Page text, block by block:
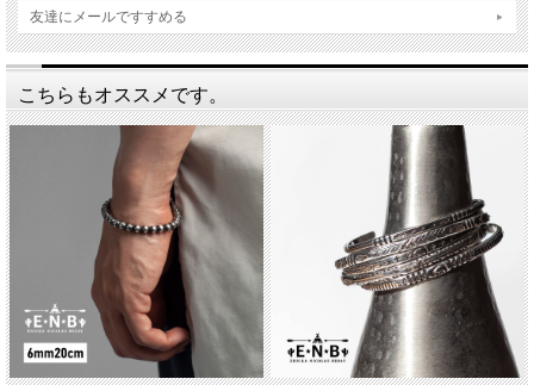
クシャーにおいてシープスキン製品及びツイードなどのカントリ
ーウェアを専門に取り扱うメーカーです。製造の大半は英国で行
われ、製品は現在も設立当初と同じ方法で製造されています。ブ
リティッシュウール、ハリスツイード、シープスキン、カシミ
ア、その他の天然繊維を用い、派手なものは何もなく、落ち着い
たトラディショナルなデザインで、ヨークシャーで言う「毎日気
兼ねなく心地よく着用できる製品」を製作することに重きを置い
ています。
友達にメールですすめる
こちらもオススメです。